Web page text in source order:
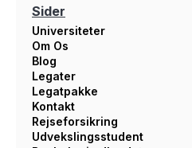
Sider
Universiteter
Om Os
Blog
Legater
Legatpakke
Kontakt
Rejseforsikring
Udvekslingsstudent